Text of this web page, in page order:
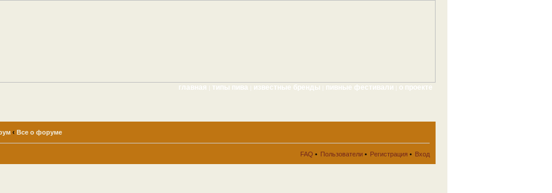
главная типы пива известные бренды пивные фестивали о проекте
‹ Все о форуме
FAQ • Пользователи • Регистрация • Вход